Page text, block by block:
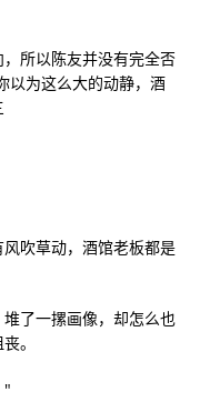
所以陈友并没有完全否
以为这么大的动静，酒
吹草动，酒馆老板都是
了一摞画像，却怎么也
。
"